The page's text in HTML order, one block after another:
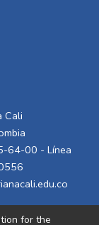
Cali
64-00 - Línea
for the